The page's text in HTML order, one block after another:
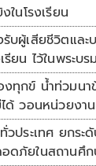
ในโรงเรียน
บผู้เสียชีวิตและ
รียน ไว้ในพระบร
งทุกข์ น้ำท่วมนา
ด้ วอนหน่วยงาน
วประเทศ ยกระ
ดภัยในสถานศึก